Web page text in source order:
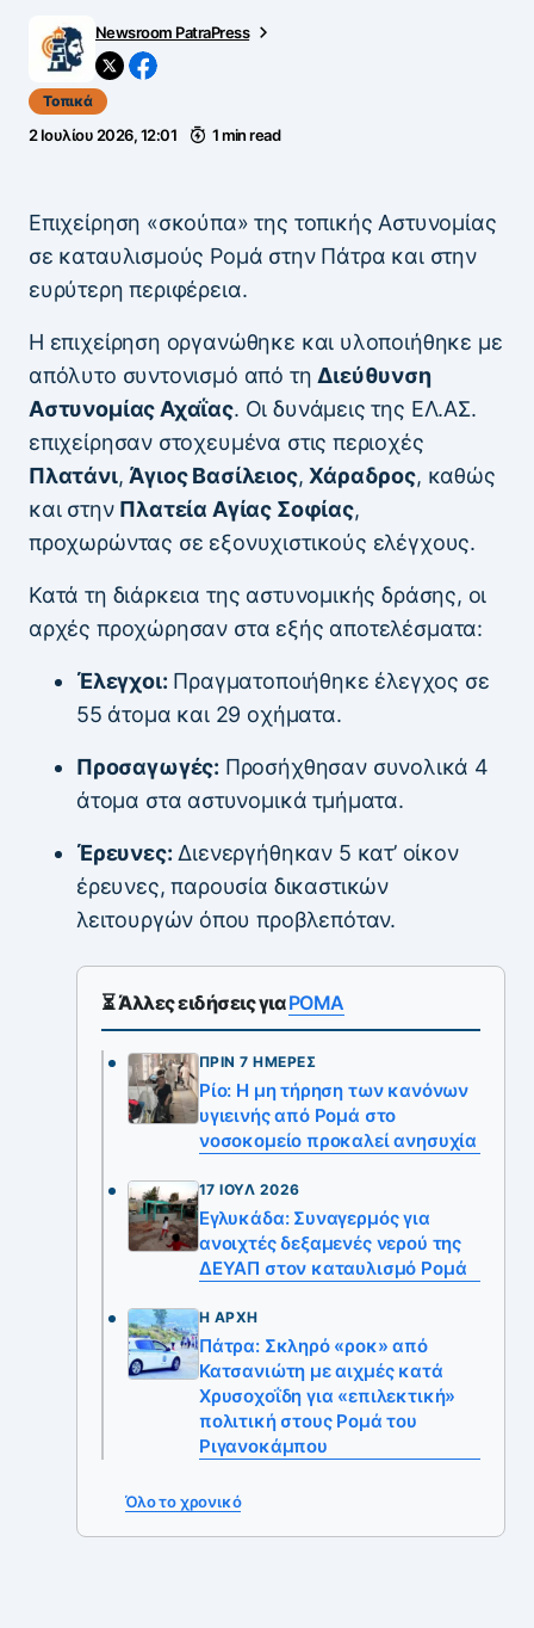
Newsroom PatraPress
Τοπικά
2 Ιουλίου 2026, 12:01 1 min read
Επιχείρηση «σκούπα» της τοπικής Αστυνομίας
σε καταυλισμούς Ρομά στην Πάτρα και στην
ευρύτερη περιφέρεια.
Η επιχείρηση οργανώθηκε και υλοποιήθηκε με
απόλυτο συντονισμό από τηΔιεύθυνση
Αστυνομίας Αχαΐας. Οι δυνάμεις της ΕΛ.ΑΣ.
επιχείρησαν στοχευμένα στις περιοχές
Πλατάνι,Άγιος Βασίλειος,Χάραδρος, καθώς
και στην Πλατεία Αγίας Σοφίας,
προχωρώντας σε εξονυχιστικούς ελέγχους.
Κατά τη διάρκεια της αστυνομικής δράσης, οι
αρχές προχώρησαν στα εξής αποτελέσματα:
Έλεγχοι: Πραγματοποιήθηκε έλεγχος σε
55 άτομα και 29 οχήματα.
Προσαγωγές: Προσήχθησαν συνολικά 4
άτομα στα αστυνομικά τμήματα.
Έρευνες: Διενεργήθηκαν 5 κατ’ οίκον
έρευνες, παρουσία δικαστικών
λειτουργών όπου προβλεπόταν.
⏳ Άλλες ειδήσεις γιαΡΟΜΑ
ΠΡΙΝ 7 ΗΜΈΡΕΣ
Ρίο: Η μη τήρηση των κανόνων
υγιεινής από Ρομά στο
νοσοκομείο προκαλεί ανησυχία
17 ΙΟΎΛ 2026
Εγλυκάδα: Συναγερμός για
ανοιχτές δεξαμενές νερού της
ΔΕΥΑΠ στον καταυλισμό Ρομά
Η ΑΡΧΉ
Πάτρα: Σκληρό «ροκ» από
Κατσανιώτη με αιχμές κατά
Χρυσοχοΐδη για «επιλεκτική»
πολιτική στους Ρομά του
Ριγανοκάμπου
Όλο το χρονικό